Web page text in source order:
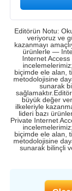
Editörün Notu:
veriyoruz ve
kazanmayı
ürünlerle —
Internet
biçimde ele alan,
metodolojisine
sunarak
büyük değer
ilkeleriyle
lideri bazı
Private Internet
biçimde ele alan,
metodolojisine
sunarak bilinçli